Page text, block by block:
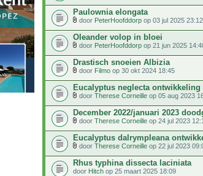
Paulownia elongata
door PeterHoofddorp op 03 jul 2025 23:12
Oleander volop in bloei
door PeterHoofddorp op 21 jun 2025
Drastisch snoeien Albizia
door Filmo op 30 okt 2024 18:45
Eucalyptus neglecta ontwikkeling
door Therese Corneille op 05 aug 2023
December 2022/januari 2023
door Therese Corneille op 24 jul 2023
Eucalyptus dalrympleana
door Therese Corneille op 22 jul 2023
Rhus typhina dissecta laciniata
door Hitch op 25 maart 2025 18:09